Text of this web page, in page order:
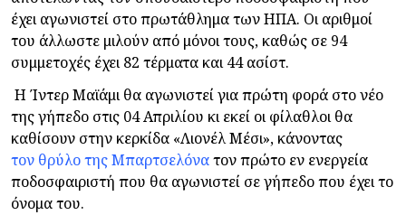
έχει αγωνιστεί στο πρωτάθλημα των ΗΠΑ. Οι αριθμοί
του άλλωστε μιλούν από μόνοι τους, καθώς σε 94
συμμετοχές έχει 82 τέρματα και 44 ασίστ.
Η Ίντερ Μαϊάμι θα αγωνιστεί για πρώτη φορά στο νέο
της γήπεδο στις 04 Απριλίου κι εκεί οι φίλαθλοι θα
καθίσουν στην κερκίδα «Λιονέλ Μέσι», κάνοντας
τον θρύλο της Μπαρτσελόνατον πρώτο εν ενεργεία
ποδοσφαιριστή που θα αγωνιστεί σε γήπεδο που έχει το
όνομα του.